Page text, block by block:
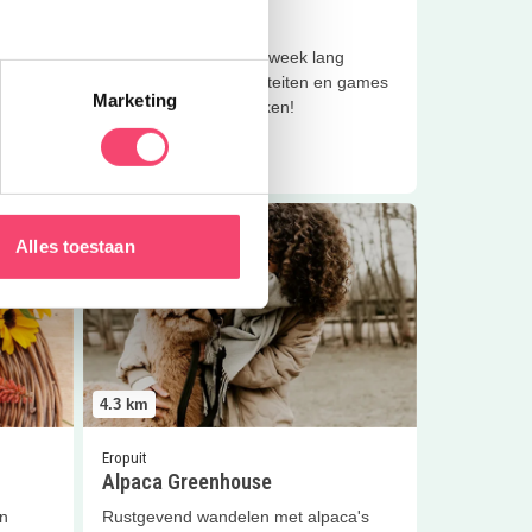
Marketing
Alles toestaan
Kom deze zomer een week lang
winsurfen, leuke activiteiten en games
doen en vrienden maken!
Lees meer
4.3 km
Eropuit
Alpaca Greenhouse
Rustgevend wandelen met alpaca's
Lees meerAlpaca Greenhouse